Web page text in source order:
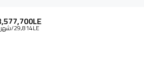
29,814LE
/